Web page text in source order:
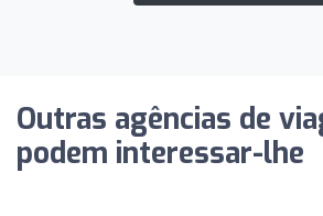
Outras agências de
podem interessar-lhe